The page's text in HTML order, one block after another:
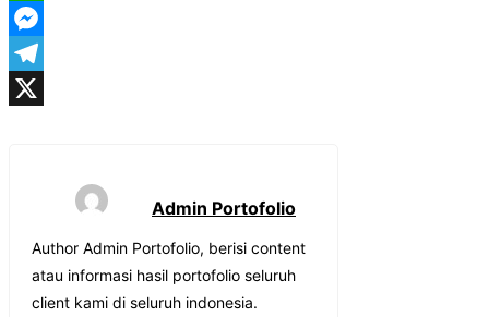
WhatsApp
Messenger
Telegram
Admin Portofolio
Author Admin Portofolio, berisi content
atau informasi hasil portofolio seluruh
client kami di seluruh indonesia.